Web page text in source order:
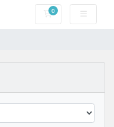
0Kundvagn